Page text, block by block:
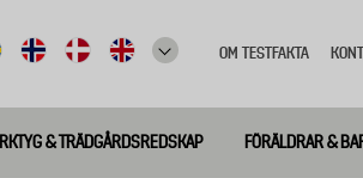
meny
OM TESTFAKTA
& TRÄDGÅRDSREDSKAP FÖRÄLDRAR &